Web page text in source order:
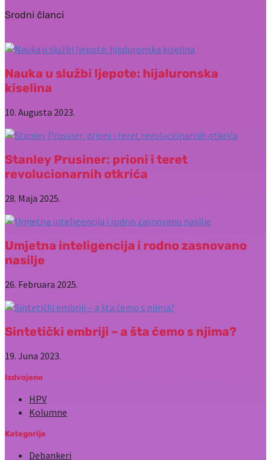
Srodni članci
Nauka u službi ljepote: hijaluronska
kiselina
10. Augusta 2023.
Stanley Prusiner: prioni i teret
revolucionarnih otkrića
28. Maja 2025.
Umjetna inteligencija i rodno zasnovano
nasilje
26. Februara 2025.
Sintetički embriji – a šta ćemo s njima?
19. Juna 2023.
Izdvojeno
HPV
Kolumne
Kategorije
Debankeri